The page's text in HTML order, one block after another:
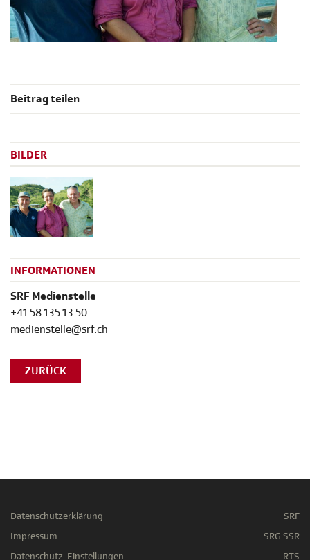
Beitrag teilen
BILDER
INFORMATIONEN
SRF Medienstelle
+41 58 135 13 50
medienstelle@srf.ch
ZURÜCK
Datenschutzerklärung
Impressum
Datenschutz-Einstellungen
SRF
SRG SSR
RTS